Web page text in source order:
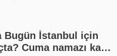
Bugün İstanbul için
Cuma namazı kaç